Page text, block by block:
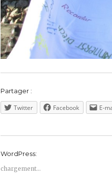
Partager :
Twitter Facebook E-
WordPress:
chargement…